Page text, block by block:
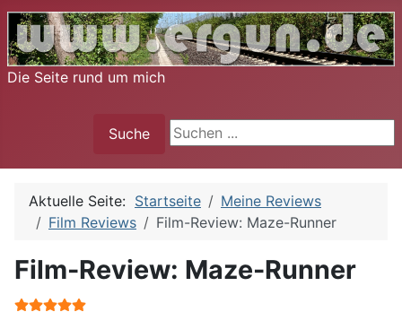
Die Seite rund um mich
Suche
Suche
Aktuelle Seite: Startseite
Meine Reviews
Film Reviews
Film-Review: Maze-Runner
Film-Review: Maze-Runner
Bewertung: